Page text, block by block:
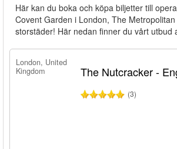
Här kan du boka och köpa biljetter till
Covent Garden i London, The
storstäder! Här nedan finner du vårt
London, United
Kingdom
The Nutcracker -
(3)